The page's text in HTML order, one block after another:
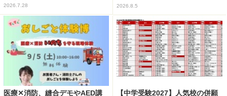
2026.7.28 2026.8.5
医療✕消防、縫合デモやAED講
【中学受験2027】人気校の併願